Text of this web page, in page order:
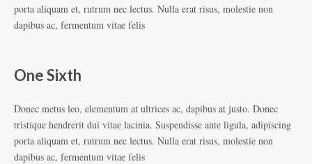
porta aliquam et, rutrum nec lectus. Nulla erat risus, molestie non
dapibus ac, fermentum vitae felis
One Sixth
Donec metus leo, elementum at ultrices ac, dapibus at justo. Donec
tristique hendrerit dui vitae lacinia. Suspendisse ante ligula, adipiscing
porta aliquam et, rutrum nec lectus. Nulla erat risus, molestie non
dapibus ac, fermentum vitae felis